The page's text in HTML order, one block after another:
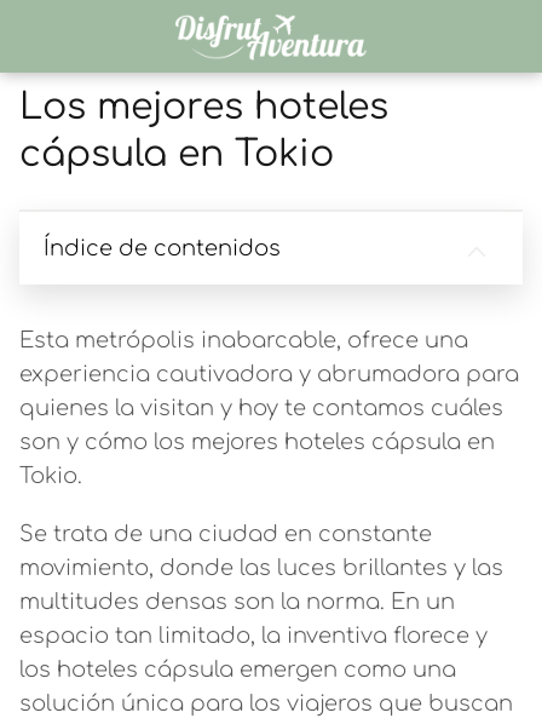
Los mejores hoteles
cápsula en Tokio
Índice de contenidos
Esta metrópolis inabarcable, ofrece una
experiencia cautivadora y abrumadora para
quienes la visitan y hoy te contamos cuáles
son y cómo los mejores hoteles cápsula en
Tokio.
Se trata de una ciudad en constante
movimiento, donde las luces brillantes y las
multitudes densas son la norma. En un
espacio tan limitado, la inventiva florece y
los hoteles cápsula emergen como una
solución única para los viajeros que buscan